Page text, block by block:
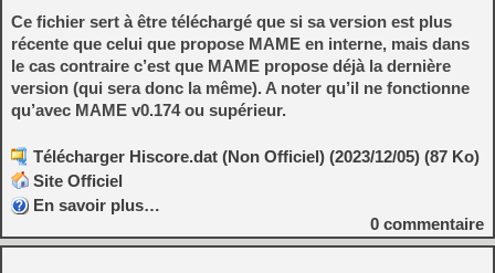
Ce fichier sert à être téléchargé que si sa version est plus
récente que celui que propose MAME en interne, mais dans
le cas contraire c’est que MAME propose déjà la dernière
version (qui sera donc la même). A noter qu’il ne fonctionne
qu’avec MAME v0.174 ou supérieur.
Télécharger Hiscore.dat (Non Officiel) (2023/12/05) (87 Ko)
Site Officiel
En savoir plus…
0 commentaire